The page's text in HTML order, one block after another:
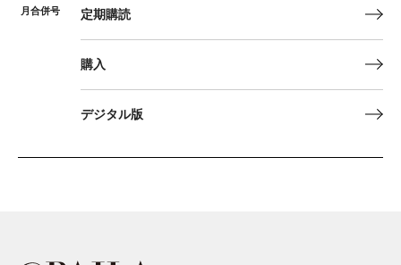
月合併号 定期購読
購入
デジタル版